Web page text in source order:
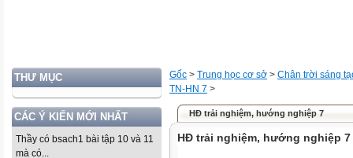
THƯ MỤC
CÁC Ý KIẾN MỚI NHẤT
Thầy có bsach1 bài tập 10 và 11
mà có...
Gốc > Trung học cơ sở > Chân trời sáng
TN-HN 7 >
HĐ trải nghiệm, hướng nghiệp 7
HĐ trải nghiệm, hướng nghiệp 7